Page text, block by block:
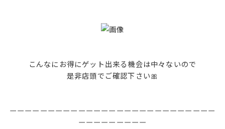
こんなにお得にゲット出来る機会は中々ないので
是非店頭でご確認下さい🎀
ーーーーーーーーーーーーーーーーーーーーーーーーーーー
ーーーーーーーーー